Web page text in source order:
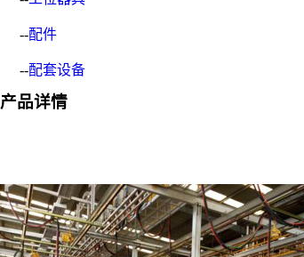
--配件
--配套设备
产品详情